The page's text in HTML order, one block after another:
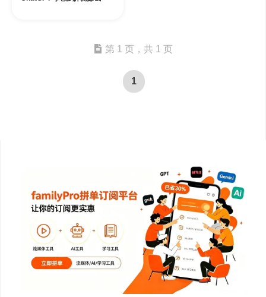
第 1 页，共 1 页
1